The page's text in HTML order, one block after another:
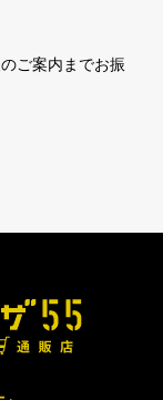
ご案内までお振